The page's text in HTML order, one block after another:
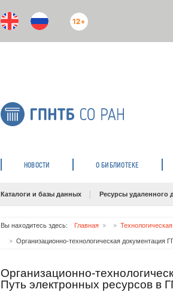
12+
НОВОСТИ О БИБЛИОТЕКЕ
Каталоги и базы данных Ресурсы удаленного
Вы находитесь здесь: Главная
Организационно-технологическая
Организационно-
Путь электронных ресурсов